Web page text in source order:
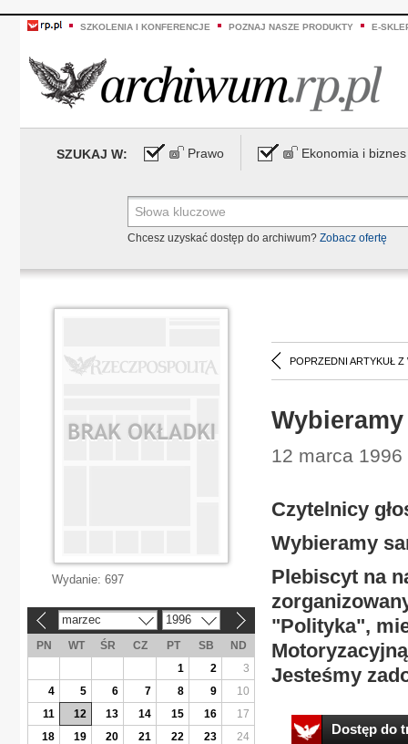
SZKOLENIA I KONFERENCJE POZNAJ NASZE PRODUKTY E-
SZUKAJ W: Prawo Ekonomia i biznes
Chcesz uzyskać dostęp do archiwum? Zobacz ofertę
POPRZEDNI ARTYKUŁ Z
12 marca
Czytelnicy
Wybieramy
Plebiscyt na
"Polityka",
Jesteśmy
Dostęp do
Wydanie: 697
marzec 1996
PN WT ŚR CZ PT SB
ND
1
2
3
4
5 6 7 8 9
10
11
12 13 14 15 16
17
18
19 20 21 22 23
24